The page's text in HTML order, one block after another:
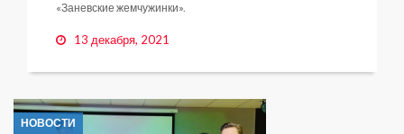
«Заневские жемчужинки».
13 декабря, 2021
НОВОСТИ